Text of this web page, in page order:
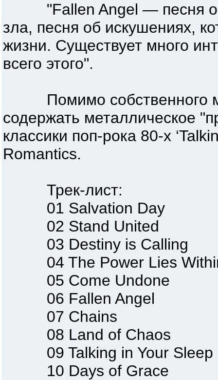
"Fallen Angel — песня о
зла, песня об искушениях,
жизни. Существует много
всего этого".
Помимо собственного
содержать металлическое
классики поп-рока 80-х
Romantics.
Трек-лист:
01 Salvation Day
02 Stand United
03 Destiny is Calling
04 The Power Lies
05 Come Undone
06 Fallen Angel
07 Chains
08 Land of Chaos
09 Talking in Your Sleep
10 Days of Grace